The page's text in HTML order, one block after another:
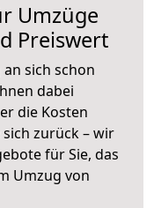
Umzüge
Preiswert
sich schon
dabei
die Kosten
sich zurück – wir
für Sie, das
Umzug von